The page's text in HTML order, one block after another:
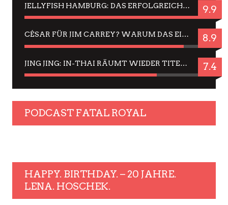
JELLYFISH HAMBURG: DAS ERFOLGREICHE SOMMER-MENÜ 2025 IN GEFÜHLEN UND BILDERN 9.9
CÉSAR FÜR JIM CARREY? WARUM DAS EINER DER NERVIGSTEN ACTORS IST UND BLEIBT 8.9
JING JING: IN-THAI RÄUMT WIEDER TITEL AB – EIN ZWEI-STUNDEN-ERLEBNISBERICHT 7.4
PODCAST FATAL ROYAL
HAPPY. BIRTHDAY. – 20 JAHRE.
LENA. HOSCHEK.